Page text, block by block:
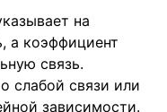
на
а коэффициент
связь.
слабой связи или
зависимости.